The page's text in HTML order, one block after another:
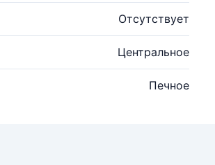
Отсутствует
Центральное
Печное